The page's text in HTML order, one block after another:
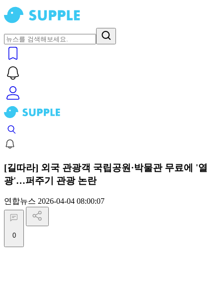
[길따라] 외국 관광객 국립공원·박물관 무료에 '열
광'…퍼주기 관광 논란
연합뉴스 2026-04-04 08:00:07
0